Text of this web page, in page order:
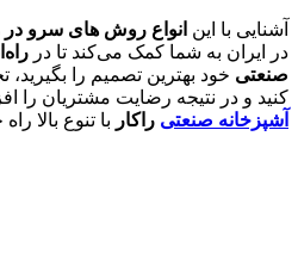
آشنایی با این انواع روش های سرو در
در ایران به شما کمک می‌کند تا در
صنعتی خود بهترین تصمیم را
کنید و در نتیجه رضایت مشتریان را
آشپزخانه صنعتی راکار با تنوع بالا